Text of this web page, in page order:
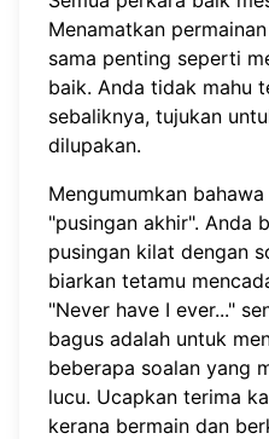
Menamatkan
sama penting seperti
baik. Anda tidak mahu
sebaliknya, tujukan
dilupakan.
Mengumumkan
"pusingan akhir". Anda
pusingan kilat dengan
biarkan tetamu
"Never have I ever..."
bagus adalah untuk
beberapa soalan yang
lucu. Ucapkan terima
kerana bermain dan